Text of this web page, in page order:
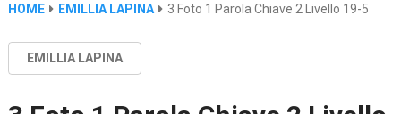
HOME EMILLIA LAPINA 3 Foto 1 Parola Chiave 2 Livello 19-5
EMILLIA LAPINA